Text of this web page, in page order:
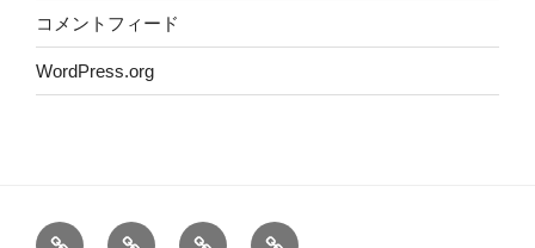
コメントフィード
WordPress.org
ホ 運 サ プ